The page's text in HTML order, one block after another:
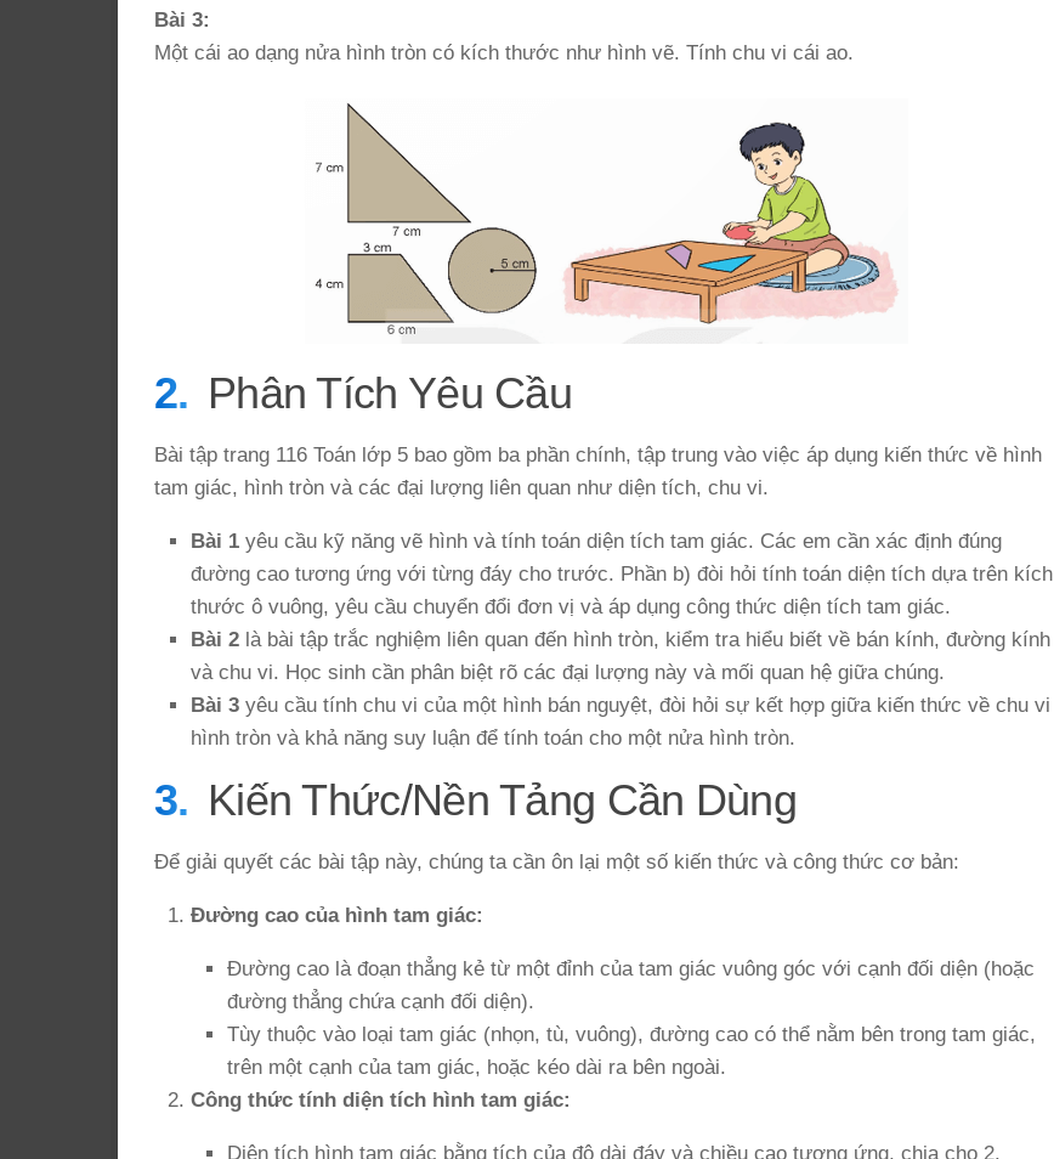
Bài 3:
Một cái ao dạng nửa hình tròn có kích thước như hình vẽ. Tính chu vi cái ao.
Phân Tích Yêu Cầu
Bài tập trang 116 Toán lớp 5 bao gồm ba phần chính, tập trung vào việc áp dụng kiến thức về hình
tam giác, hình tròn và các đại lượng liên quan như diện tích, chu vi.
Bài 1 yêu cầu kỹ năng vẽ hình và tính toán diện tích tam giác. Các em cần xác định đúng
đường cao tương ứng với từng đáy cho trước. Phần b) đòi hỏi tính toán diện tích dựa trên kích
thước ô vuông, yêu cầu chuyển đổi đơn vị và áp dụng công thức diện tích tam giác.
Bài 2 là bài tập trắc nghiệm liên quan đến hình tròn, kiểm tra hiểu biết về bán kính, đường kính
và chu vi. Học sinh cần phân biệt rõ các đại lượng này và mối quan hệ giữa chúng.
Bài 3 yêu cầu tính chu vi của một hình bán nguyệt, đòi hỏi sự kết hợp giữa kiến thức về chu vi
hình tròn và khả năng suy luận để tính toán cho một nửa hình tròn.
Kiến Thức/Nền Tảng Cần Dùng
Để giải quyết các bài tập này, chúng ta cần ôn lại một số kiến thức và công thức cơ bản:
Đường cao của hình tam giác:
Đường cao là đoạn thẳng kẻ từ một đỉnh của tam giác vuông góc với cạnh đối diện (hoặc
đường thẳng chứa cạnh đối diện).
Tùy thuộc vào loại tam giác (nhọn, tù, vuông), đường cao có thể nằm bên trong tam giác,
trên một cạnh của tam giác, hoặc kéo dài ra bên ngoài.
Công thức tính diện tích hình tam giác:
Diện tích hình tam giác bằng tích của độ dài đáy và chiều cao tương ứng, chia cho 2.